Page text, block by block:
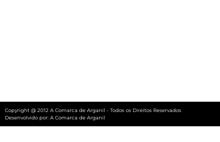
Copyright @ 2012 A Comarca de Arganil - Todos os Direitos Reservados
Desenvolvido por: A Comarca de Arganil